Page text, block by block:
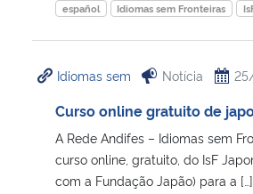
Ministério do Turismo
Controladoria-Geral da União
Ministério da Mulher, da Família e dos Direitos
español
Idiomas sem Fronteiras
Idiomas sem Notícia
Curso online gratuito de
A Rede Andifes – Idiomas sem
curso online, gratuito, do IsF
com a Fundação Japão) para a […]